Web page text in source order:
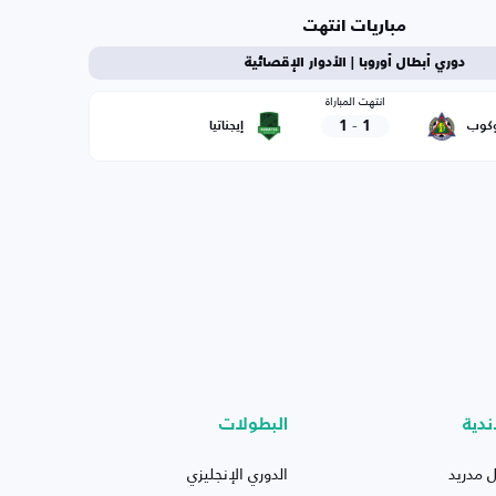
مباريات انتهت
دوري أبطال أوروبا | الأدوار الإقصائية
انتهت المباراة
1
-
1 إيجناتيا
مدريد
البطولات
الدوري الإنجليزي